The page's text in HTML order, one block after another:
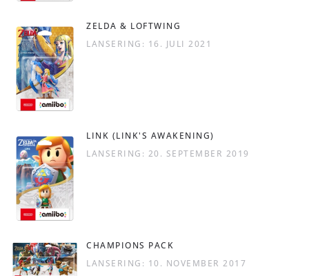
ZELDA & LOFTWING
LANSERING: 16. JULI 2021
LINK (LINK'S AWAKENING)
LANSERING: 20. SEPTEMBER 2019
CHAMPIONS PACK
LANSERING: 10. NOVEMBER 2017